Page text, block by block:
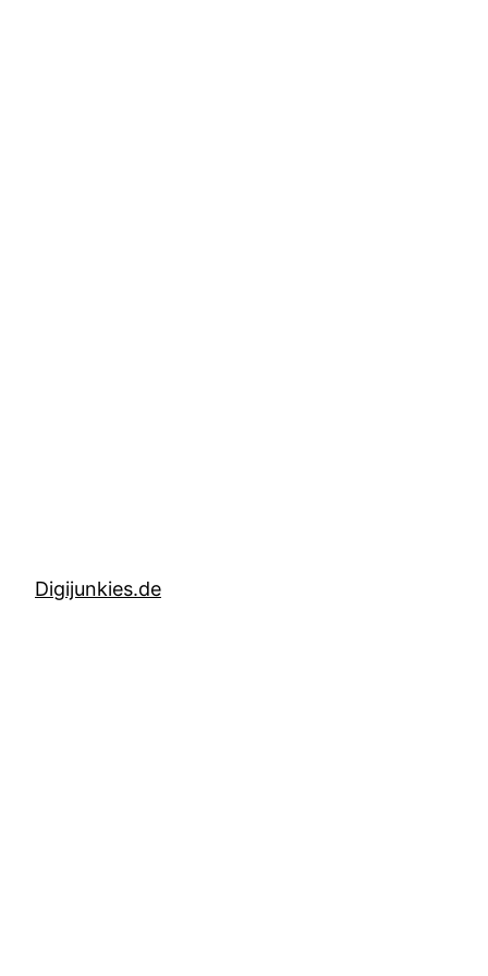
Digijunkies.de